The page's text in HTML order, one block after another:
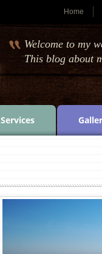
Home
Welcome to my
This blog about
Services